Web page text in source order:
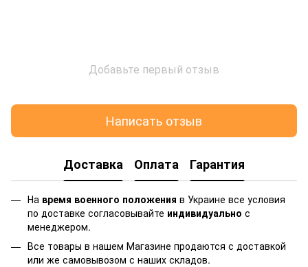
Добавьте первый отзыв
Написать отзыв
Доставка Оплата Гарантия
На время военного положения в Украине все условия
по доставке согласовывайте индивидуально с
менеджером.
Все товары в нашем Магазине продаются с доставкой
или же самовывозом с наших складов.